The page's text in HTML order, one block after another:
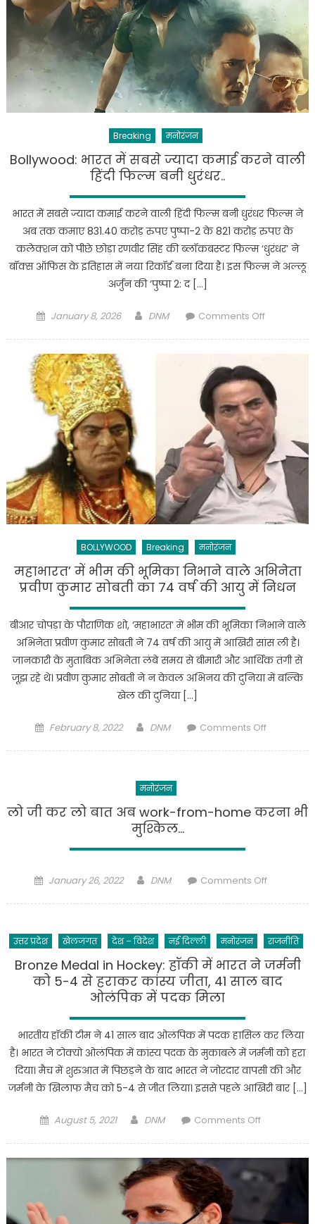
Breaking मनोरंजन
Bollywood: भारत में सबसे ज्यादा कमाई करने वाली
हिंदी फिल्म बनी धुरंधर..
भारत में सबसे ज्यादा कमाई करने वाली हिंदी फिल्म बनी धुरंधर फिल्म ने
अब तक कमाए 831.40 करोड़ रुपए पुष्पा-2 के 821 करोड़ रुपए के
कलेक्शन को पीछे छोड़ा रणवीर सिंह की ब्लॉकबस्टर फिल्म ‘धुरंधर’ ने
बॉक्स ऑफिस के इतिहास में नया रिकॉर्ड बना दिया है। इस फिल्म ने अल्लू
अर्जुन की ‘पुष्पा 2: द […]
Posted
January 8, 2026 Author
DNM Comments Offon
सबसे
ज्यादा
कमाई
करने
वाली
हिंदी
फिल्म
बनी
धुरंधर..
BOLLYWOOD Breaking मनोरंजन
महाभारत’ में भीम की भूमिका निभाने वाले अभिनेता
प्रवीण कुमार सोबती का 74 वर्ष की आयु में निधन
बीआर चोपड़ा के पौराणिक शो, ‘महाभारत’ में भीम की भूमिका निभाने वाले
अभिनेता प्रवीण कुमार सोबती ने 74 वर्ष की आयु में आखिरी सांस ली है।
जानकारी के मुताबिक अभिनेता लंबे समय से बीमारी और आर्थिक तंगी से
जूझ रहे थे। प्रवीण कुमार सोबती ने न केवल अभिनय की दुनिया में बल्कि
खेल की दुनिया […]
Posted
February 8, 2022 Author
DNM Comments Offon
भूमिका
सोबती
74
की
आयु
मनोरंजन
लो जी कर लो बात अब work-from-home करना भी
मुश्किल…
Posted
January 26, 2022 Author
DNM Comments Offon
लो
बात
अब
करना
भी
मुश्किल…
उत्तर प्रदेश खेलजगत देश – विदेश नई दिल्ली मनोरंजन राजनीति
Bronze Medal in Hockey: हॉकी में भारत ने जर्मनी
को 5-4 से हराकर कांस्य जीता, 41 साल बाद
ओलंपिक में पदक मिला
भारतीय हॉकी टीम ने 41 साल बाद ओलंपिक में पदक हासिल कर लिया
है। भारत ने टोक्यो ओलंपिक में कांस्य पदक के मुकाबले में जर्मनी को हरा
दिया। मैच में शुरुआत में पिछड़ने के बाद भारत ने जोरदार वापसी की और
जर्मनी के खिलाफ मैच को 5-4 से जीत लिया। इससे पहले आखिरी बार […]
Posted
August 5, 2021 Author
DNM Comments Offon
Hockey:
हॉकी
में